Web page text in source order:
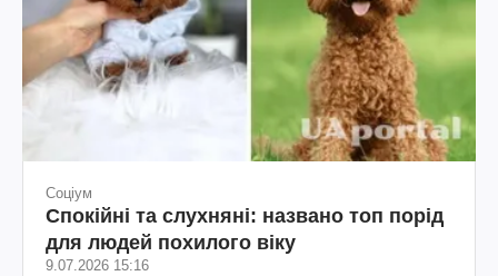
Соціум
Спокійні та слухняні: названо топ порід
для людей похилого віку
9.07.2026 15:16